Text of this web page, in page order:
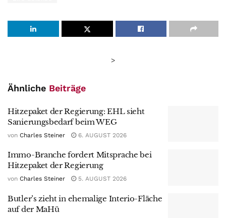
>
Ähnliche Beiträge
Hitzepaket der Regierung: EHL sieht
Sanierungsbedarf beim WEG
von Charles Steiner 6. AUGUST 2026
Immo-Branche fordert Mitsprache bei
Hitzepaket der Regierung
von Charles Steiner 5. AUGUST 2026
Butler’s zieht in ehemalige Interio-Fläche
auf der MaHü